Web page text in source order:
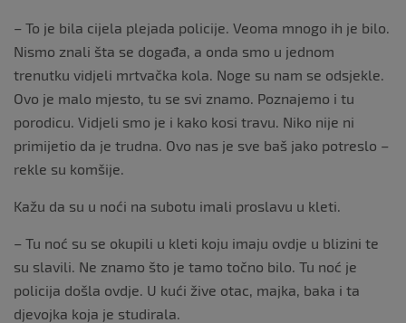
– To je bila cijela plejada policije. Veoma mnogo ih je bilo.
Nismo znali šta se događa, a onda smo u jednom
trenutku vidjeli mrtvačka kola. Noge su nam se odsjekle.
Ovo je malo mjesto, tu se svi znamo. Poznajemo i tu
porodicu. Vidjeli smo je i kako kosi travu. Niko nije ni
primijetio da je trudna. Ovo nas je sve baš jako potreslo –
rekle su komšije.
Kažu da su u noći na subotu imali proslavu u kleti.
– Tu noć su se okupili u kleti koju imaju ovdje u blizini te
su slavili. Ne znamo što je tamo točno bilo. Tu noć je
policija došla ovdje. U kući žive otac, majka, baka i ta
djevojka koja je studirala.